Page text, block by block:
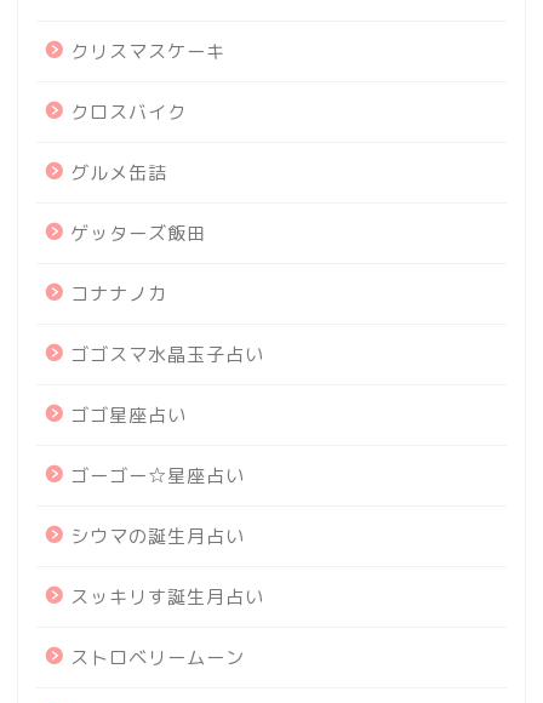
クリスマスケーキ
クロスバイク
グルメ缶詰
ゲッターズ飯田
コナナノカ
ゴゴスマ水晶玉子占い
ゴゴ星座占い
ゴーゴー☆星座占い
シウマの誕生月占い
スッキリす誕生月占い
ストロベリームーン